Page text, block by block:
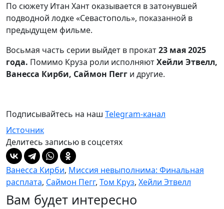
По сюжету Итан Хант оказывается в затонувшей
подводной лодке «Севастополь», показанной в
предыдущем фильме.
Восьмая часть серии выйдет в прокат23 мая 2025
года. Помимо Круза роли исполняютХейли Этвелл,
Ванесса Кирби, Саймон Пегг и другие.
Подписывайтесь на наш Telegram-канал
Источник
Делитесь записью в соцсетях
Ванесса Кирби, Миссия невыполнима: Финальная
расплата, Саймон Пегг, Том Круз, Хейли Этвелл
Вам будет интересно